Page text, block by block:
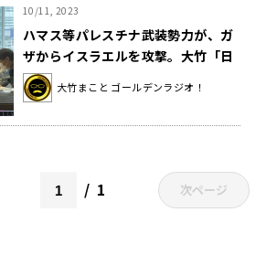
10/11, 2023
ハマス等パレスチナ武装勢力が、ガ
ザからイスラエルを攻撃。大竹「日
本は難しい判断を迫られる」
大竹まこと ゴールデンラジオ！
1 次ページ